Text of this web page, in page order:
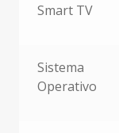
Smart TV
Sistema
Operativo